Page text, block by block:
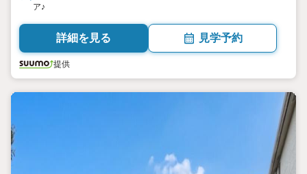
ア♪
詳細を見る 見学予約
提供